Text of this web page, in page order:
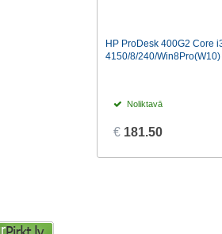
HP ProDesk 400G2 Core
4150/8/240/Win8Pro(W10)
Noliktavā
€ 181.50